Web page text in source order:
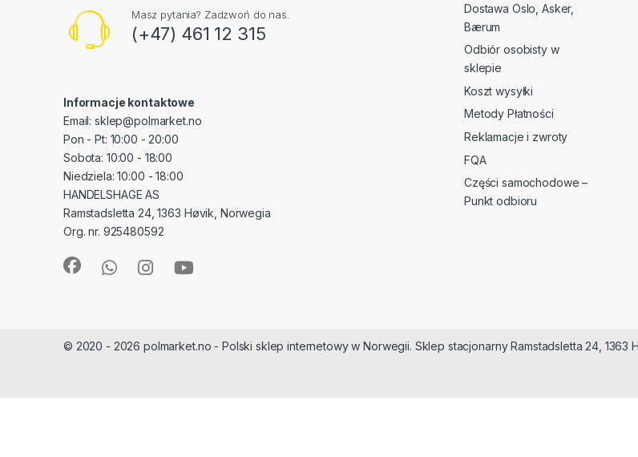
Masz pytania? Zadzwoń do nas.
(+47) 461 12 315
Informacje kontaktowe
Email: sklep@polmarket.no
Pon - Pt: 10:00 - 20:00
Sobota: 10:00 - 18:00
Niedziela: 10:00 - 18:00
HANDELSHAGE AS
Ramstadsletta 24, 1363 Høvik, Norwegia
Org. nr. 925480592
Dostawa Oslo, Asker,
Bærum
Odbiór osobisty w
sklepie
Koszt wysyłki
Metody Płatności
Reklamacje i zwroty
FQA
Części samochodowe –
Punkt odbioru
© 2020 - 2026 polmarket.no - Polski sklep internetowy w Norwegii. Sklep stacjonarny Ramstadsletta 24, 1363